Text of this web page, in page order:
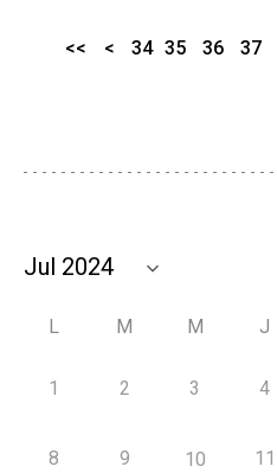
<< < 34 35 36 37
L M M J
1 2 3 4
8 9 10 11